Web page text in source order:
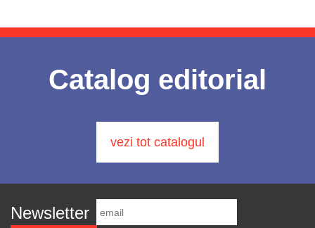
Catalog editorial
vezi tot catalogul
Newsletter